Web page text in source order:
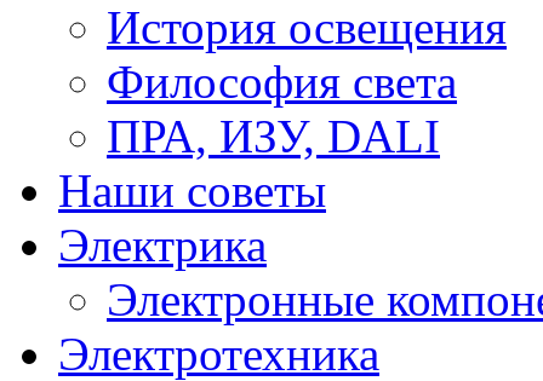
История освещения
Философия света
ПРА, ИЗУ, DALI
Наши советы
Электрика
Электронные
Электротехника